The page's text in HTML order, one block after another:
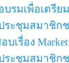
รมเพื่อเตรีย
ระชุมสมาชิก
บเรื่อง Market
ะชุมสมาชิกช